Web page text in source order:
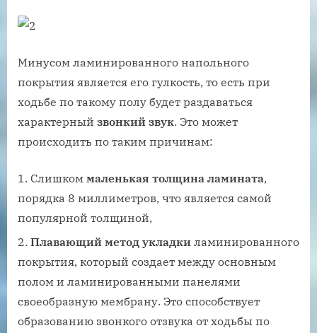
Минусом ламинированного напольного
покрытия является его гулкость, то есть при
ходьбе по такому полу будет раздаваться
характерный звонкий звук. Это может
происходить по таким причинам:
Слишком маленькая толщина ламината,
порядка 8 миллиметров, что является самой
популярной толщиной,
Плавающий метод укладки ламинированного
покрытия, который создает между основным
полом и ламинированными панелями
своеобразную мембрану. Это способствует
образованию звонкого отзвука от ходьбы по